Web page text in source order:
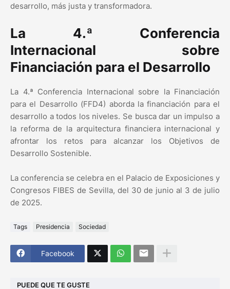
desarrollo, más justa y transformadora.
La 4.ª Conferencia
Internacional sobre
Financiación para el Desarrollo
La 4.ª Conferencia Internacional sobre la Financiación
para el Desarrollo (FFD4) aborda la financiación para el
desarrollo a todos los niveles. Se busca dar un impulso a
la reforma de la arquitectura financiera internacional y
afrontar los retos para alcanzar los Objetivos de
Desarrollo Sostenible.
La conferencia se celebra en el Palacio de Exposiciones y
Congresos FIBES de Sevilla, del 30 de junio al 3 de julio
de 2025.
Tags Presidencia Sociedad
Facebook
PUEDE QUE TE GUSTE